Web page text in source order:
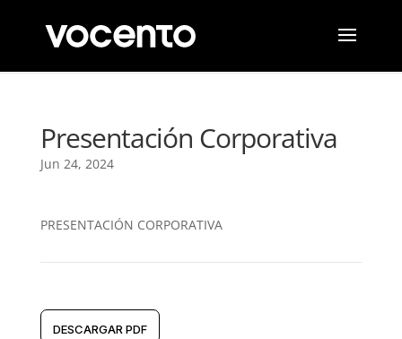
Presentación Corporativa
Jun 24, 2024
PRESENTACIÓN CORPORATIVA
DESCARGAR PDF